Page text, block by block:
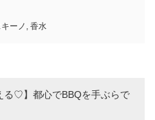
ーノ , 香水
る♡】都心でBBQを手ぶらで